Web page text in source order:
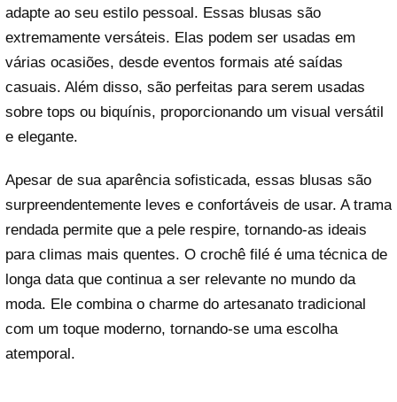
adapte ao seu estilo pessoal. Essas blusas são
extremamente versáteis. Elas podem ser usadas em
várias ocasiões, desde eventos formais até saídas
casuais. Além disso, são perfeitas para serem usadas
sobre tops ou biquínis, proporcionando um visual versátil
e elegante.
Apesar de sua aparência sofisticada, essas blusas são
surpreendentemente leves e confortáveis de usar. A trama
rendada permite que a pele respire, tornando-as ideais
para climas mais quentes. O crochê filé é uma técnica de
longa data que continua a ser relevante no mundo da
moda. Ele combina o charme do artesanato tradicional
com um toque moderno, tornando-se uma escolha
atemporal.